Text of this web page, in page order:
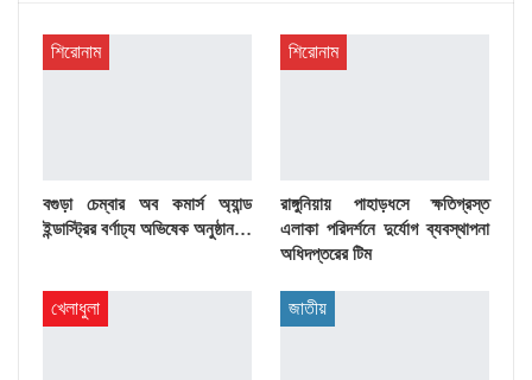
শিরোনাম
বগুড়া চেম্বার অব কমার্স অ্যান্ড
ইন্ডাস্ট্রির বর্ণাঢ্য অভিষেক অনুষ্ঠান…
শিরোনাম
রাঙ্গুনিয়ায় পাহাড়ধসে ক্ষতিগ্রস্ত
এলাকা পরিদর্শনে দুর্যোগ ব্যবস্থাপনা
অধিদপ্তরের টিম
খেলাধুলা জাতীয়